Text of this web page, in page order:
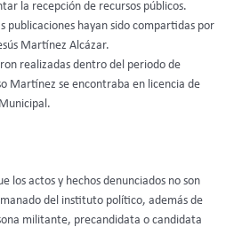
la recepción de recursos públicos.
publicaciones hayan sido compartidas por
Martínez Alcázar.
realizadas dentro del periodo de
Martínez se encontraba en licencia de
los actos y hechos denunciados no son
del instituto político, además de
militante, precandidata o candidata